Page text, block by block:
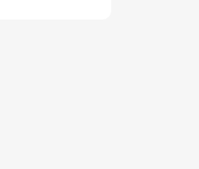
品質. 台灣親